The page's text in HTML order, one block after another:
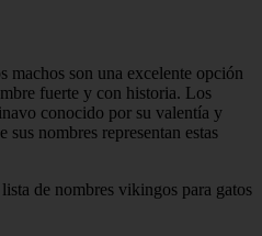
machos son una excelente opción
fuerte y con historia. Los
conocido por su valentía y
nombres representan estas
de nombres vikingos para gatos